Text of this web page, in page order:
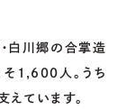
白川郷の合掌造
1,600人。うち
ています。